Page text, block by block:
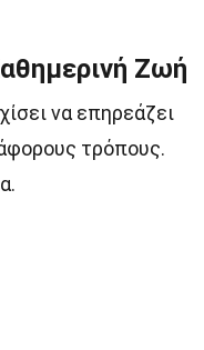
Ζωή
να επηρεάζει
τρόπους.